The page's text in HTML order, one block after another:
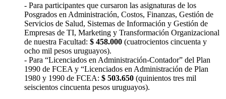
- Para participantes que cursaron las asignaturas de los
Posgrados en Administración, Costos, Finanzas, Gestión de
Servicios de Salud, Sistemas de Información y Gestión de
Empresas de TI, Marketing y Transformación Organizacional
de nuestra Facultad: $ 458.000 (cuatrocientos cincuenta y
ocho mil pesos uruguayos).
- Para “Licenciados en Administración-Contador” del Plan
1990 de FCEA y “Licenciados en Administración de Plan
1980 y 1990 de FCEA: $ 503.650 (quinientos tres mil
seiscientos cincuenta pesos uruguayos).